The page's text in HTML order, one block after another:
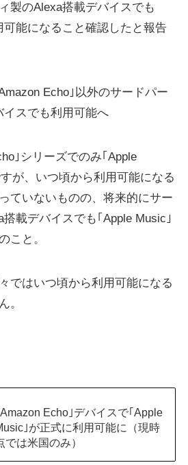
製のAlexa搭載デバイスでも
可能になること確認したと報告
｣シリーズでのみ｢Apple
が、いつ頃から利用可能になる
ていないものの、将来的にサー
搭載デバイスでも｢Apple Music｣
こと。
ではいつ頃から利用可能になる
。
Echo｣デバイスで｢Apple
｣が正式に利用可能に（現時
では米国のみ）